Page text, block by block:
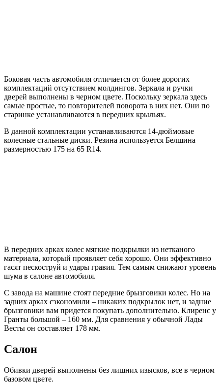
Боковая часть автомобиля отличается от более дорогих
комплектаций отсутствием молдингов. Зеркала и ручки
дверей выполнены в черном цвете. Поскольку зеркала здесь
самые простые, то повторителей поворота в них нет. Они по
старинке устанавливаются в передних крыльях.
В данной комплектации устанавливаются 14-дюймовые
колесные стальные диски. Резина используется Белшина
размерностью 175 на 65 R14.
В передних арках колес мягкие подкрылки из нетканого
материала, который проявляет себя хорошо. Они эффективно
гасят пескоструй и удары гравия. Тем самым снижают уровень
шума в салоне автомобиля.
С завода на машине стоят передние брызговики колес. Но на
задних арках сэкономили – никаких подкрылок нет, и задние
брызговики вам придется покупать дополнительно. Клиренс у
Гранты большой – 160 мм. Для сравнения у обычной Лады
Весты он составляет 178 мм.
Салон
Обивки дверей выполнены без лишних изысков, все в черном
базовом цвете.